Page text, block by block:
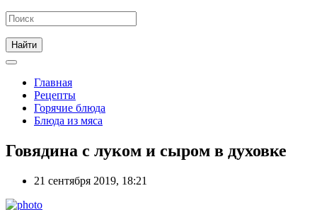
Главная
Рецепты
Горячие блюда
Блюда из мяса
Говядина с луком и сыром в духовке
21 сентября 2019, 18:21